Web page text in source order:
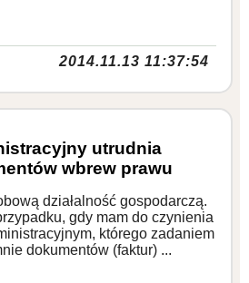
2014.11.13 11:37:54
utrudnia
wbrew prawu
działalność gospodarczą.
gdy mam do czynienia
którego zadaniem
dokumentów (faktur) ...